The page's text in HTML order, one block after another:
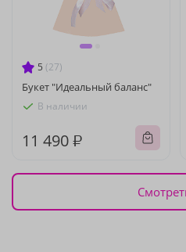
5 (27)
Букет "Идеальный баланс"
В наличии
11 490 ₽